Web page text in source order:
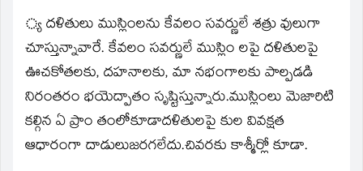
్య దళితులు ముస్లింలను కేవలం సవర్ణులే శత్రు వులుగా
చూస్తున్నావారే. కేవలం సవర్ణులే ముస్లిం లపై దళితులపై
ఊచకోతలకు, దహనాలకు, మా నభంగాలకు పాల్పడడి
నిరంతరం భయెద్పాతం సృష్టిస్తున్నారు.ముస్లింలు మెజారిటి
కల్గిన ఏ ప్రాం తంలోకూడాదళితులపై కుల వివక్షత
ఆధారంగా దాడులుజరగలేదు.చివరకు కాశ్మీర్లో కూడా.